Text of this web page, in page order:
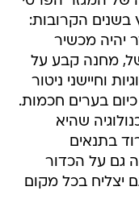
בשנים הקרובות:
יהיה מכשיר
מחנה קבע על
וחיישני ניטור
בערים חכמות.
שהיא
בתנאים
גם על הכדור
יצליח בכל מקום